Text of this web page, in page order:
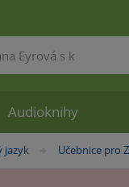
jazyk »
Učebnice pro
Audioknihy